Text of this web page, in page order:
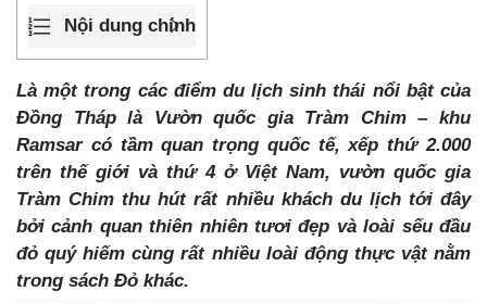
Nội dung chính
Là một trong các điểm du lịch sinh thái nổi bật của
Đồng Tháp là Vườn quốc gia Tràm Chim – khu
Ramsar có tầm quan trọng quốc tế, xếp thứ 2.000
trên thế giới và thứ 4 ở Việt Nam, vườn quốc gia
Tràm Chim thu hút rất nhiều khách du lịch tới đây
bởi cảnh quan thiên nhiên tươi đẹp và loài sếu đầu
đỏ quý hiếm cùng rất nhiều loài động thực vật nằm
trong sách Đỏ khác.